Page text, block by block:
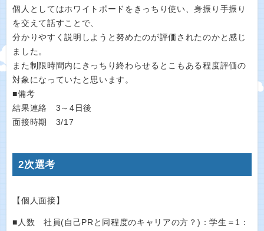
個人としてはホワイトボードをきっちり使い、身振り手振り
を交えて話すことで、
分かりやすく説明しようと努めたのが評価されたのかと感じ
ました。
また制限時間内にきっちり終わらせるとこもある程度評価の
対象になっていたと思います。
■備考
結果連絡 3～4日後
面接時期 3/17
2次選考
【個人面接】
■人数 社員(自己PRと同程度のキャリアの方？)：学生＝1：